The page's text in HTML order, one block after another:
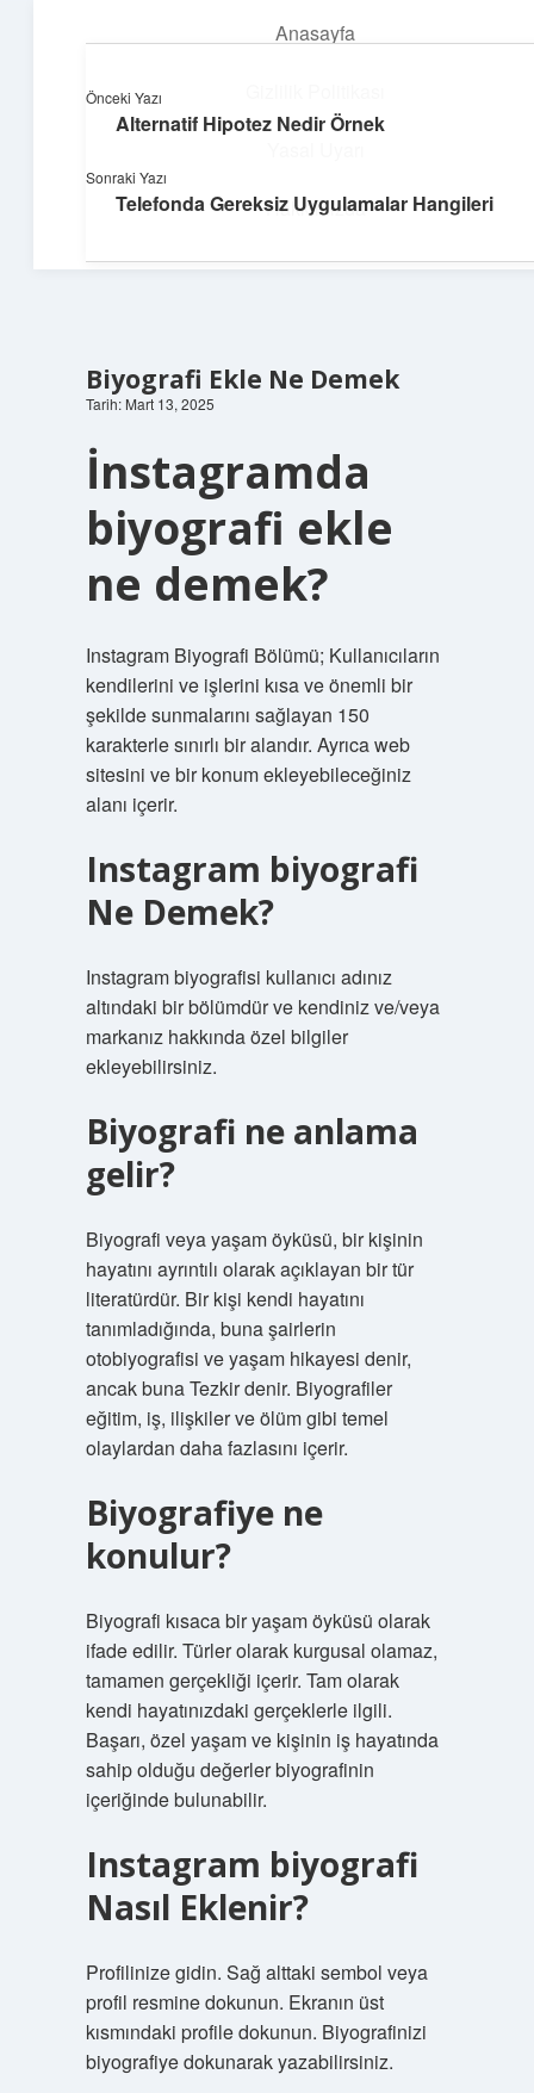
Anasayfa
Hakkımızda
Hızlı Baskı Tüyoları
Yaratıcı fikirlerle projelerini canlandır!
Biyografi Ekle Ne Demek
Tarih: Mart 13, 2025
İnstagramda
biyografi ekle
ne demek?
Instagram Biyografi Bölümü; Kullanıcıların
kendilerini ve işlerini kısa ve önemli bir
şekilde sunmalarını sağlayan 150
karakterle sınırlı bir alandır. Ayrıca web
sitesini ve bir konum ekleyebileceğiniz
alanı içerir.
Instagram biyografi
Ne Demek?
Instagram biyografisi kullanıcı adınız
altındaki bir bölümdür ve kendiniz ve/veya
markanız hakkında özel bilgiler
ekleyebilirsiniz.
Biyografi ne anlama
gelir?
Biyografi veya yaşam öyküsü, bir kişinin
hayatını ayrıntılı olarak açıklayan bir tür
literatürdür. Bir kişi kendi hayatını
tanımladığında, buna şairlerin
otobiyografisi ve yaşam hikayesi denir,
ancak buna Tezkir denir. Biyografiler
eğitim, iş, ilişkiler ve ölüm gibi temel
olaylardan daha fazlasını içerir.
Biyografiye ne
konulur?
Biyografi kısaca bir yaşam öyküsü olarak
ifade edilir. Türler olarak kurgusal olamaz,
tamamen gerçekliği içerir. Tam olarak
kendi hayatınızdaki gerçeklerle ilgili.
Başarı, özel yaşam ve kişinin iş hayatında
sahip olduğu değerler biyografinin
içeriğinde bulunabilir.
Instagram biyografi
Nasıl Eklenir?
Profilinize gidin. Sağ alttaki sembol veya
profil resmine dokunun. Ekranın üst
kısmındaki profile dokunun. Biyografinizi
biyografiye dokunarak yazabilirsiniz.
Önceki Yazı
Alternatif Hipotez Nedir Örnek
Sonraki Yazı
Telefonda Gereksiz Uygulamalar Hangileri